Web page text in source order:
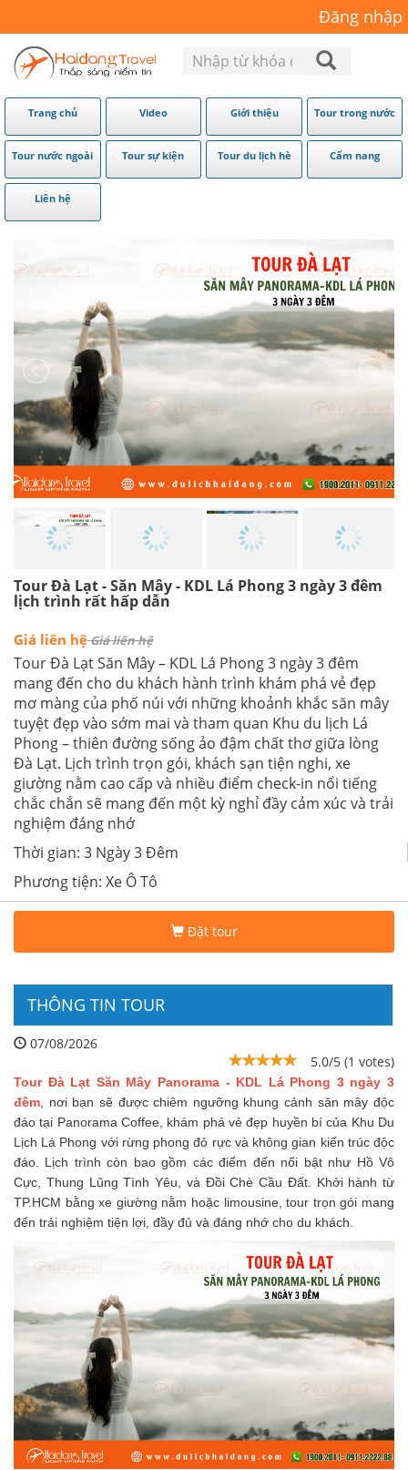
Đăng nhập
Trang chủ Video Giới thiệu Tour trong nước
Tour nước ngoài Tour sự kiện Tour du lịch hè Cẩm nang
Liên hệ
Tour Đà Lạt - Săn Mây - KDL Lá Phong 3 ngày 3 đêm
lịch trình rất hấp dẫn
Giá liên hệGiá liên hệ
Tour Đà Lạt Săn Mây – KDL Lá Phong 3 ngày 3 đêm
mang đến cho du khách hành trình khám phá vẻ đẹp
mơ màng của phố núi với những khoảnh khắc săn mây
tuyệt đẹp vào sớm mai và tham quan Khu du lịch Lá
Phong – thiên đường sống ảo đậm chất thơ giữa lòng
Đà Lạt. Lịch trình trọn gói, khách sạn tiện nghi, xe
giường nằm cao cấp và nhiều điểm check-in nổi tiếng
chắc chắn sẽ mang đến một kỳ nghỉ đầy cảm xúc và trải
nghiệm đáng nhớ
Thời gian: 3 Ngày 3 Đêm
Phương tiện: Xe Ô Tô
Đặt tour
THÔNG TIN TOUR
07/08/2026
5.0/5 (1 votes)
Tour Đà Lạt Săn Mây Panorama - KDL Lá Phong 3 ngày 3
đêm, nơi bạn sẽ được chiêm ngưỡng khung cảnh săn mây độc
đáo tại Panorama Coffee, khám phá vẻ đẹp huyền bí của Khu Du
Lịch Lá Phong với rừng phong đỏ rực và không gian kiến trúc độc
đáo. Lịch trình còn bao gồm các điểm đến nổi bật như Hồ Vô
Cực, Thung Lũng Tình Yêu, và Đồi Chè Cầu Đất. Khởi hành từ
TP.HCM bằng xe giường nằm hoặc limousine, tour trọn gói mang
đến trải nghiệm tiện lợi, đầy đủ và đáng nhớ cho du khách.